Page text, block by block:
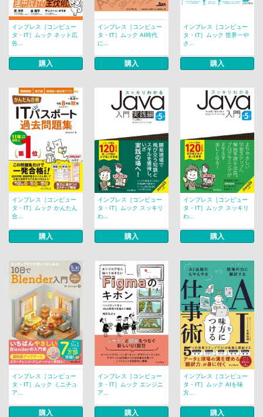
インプレス［コンピュー
タ・IT］ムック ネット広
告...
購入
インプレス［コンピュー
タ・IT］ムック AI時代
に...
購入
インプレス［コンピュー
タ・IT］ムック 世界一や
さ...
購入
インプレス［コンピュー
タ・IT］ムック かんたん
合...
購入
インプレス［コンピュー
タ・IT］ムック スッキリ
わ...
購入
インプレス［コンピュー
タ・IT］ムック スッキリ
わ...
購入
インプレス［コンピュー
タ・IT］ムック ミニチュ
ア...
購入
インプレス［コンピュー
タ・IT］ムック エンジニ
ア...
購入
インプレス［コンピュー
タ・IT］ムック AIを味
方...
購入